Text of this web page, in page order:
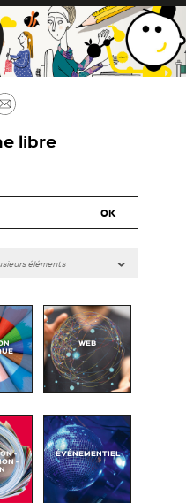
libre
WEB
-
-
ÉVÉNEMENTIEL